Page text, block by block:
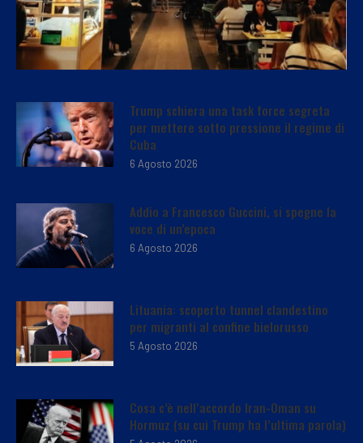
Trump schiera una task force segreta
per mettere sotto pressione il regime di
Cuba
6 Agosto 2026
Addio a Francesco Guccini, si spegne la
voce di un’epoca
6 Agosto 2026
Lituania: scoperto tunnel clandestino
per migranti al confine bielorusso
5 Agosto 2026
Cosa c’è nell’accordo Iran-Oman su
Hormuz (su cui Trump ha l’ultima parola)